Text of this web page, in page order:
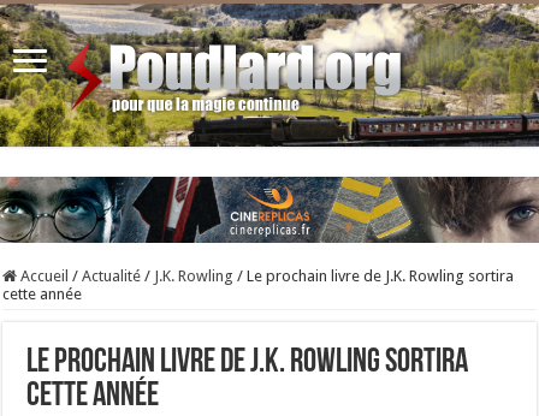
Accueil / Actualité / J.K. Rowling / Le prochain livre de J.K. Rowling sortira
cette année
Le prochain livre de J.K. Rowling sortira
cette année